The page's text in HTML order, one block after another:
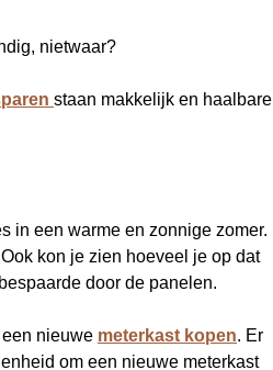
nietwaar?
staan makkelijk en haalbare
in een warme en zonnige zomer.
kon je zien hoeveel je op dat
door de panelen.
nieuwe meterkast kopen. Er
om een nieuwe meterkast